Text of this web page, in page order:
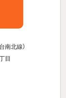
南北線）
目